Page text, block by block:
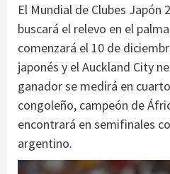
El Mundial de Clubes Japón
buscará el relevo en el
comenzará el 10 de
japonés y el Auckland City
ganador se medirá en
congoleño, campeón de
encontrará en semifinales
argentino.